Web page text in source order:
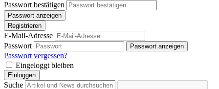
Passwort bestätigen
Passwort anzeigen
Registrieren
E-Mail-Adresse
Passwort
Passwort anzeigen
Passwort vergessen?
Eingeloggt bleiben
Einloggen
Suche